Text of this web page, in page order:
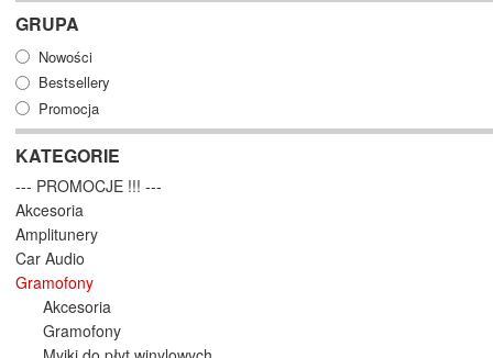
GRUPA
Nowości
Bestsellery
Promocja
KATEGORIE
--- PROMOCJE !!! ---
Akcesoria
Amplitunery
Car Audio
Gramofony
Akcesoria
Gramofony